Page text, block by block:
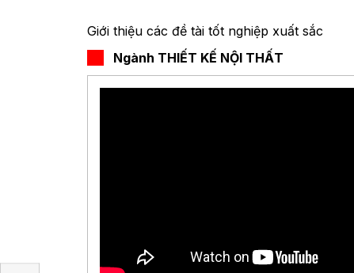
Giới thiệu các đề tài tốt nghiệp xuất sắc
Ngành THIẾT KẾ NỘI THẤT